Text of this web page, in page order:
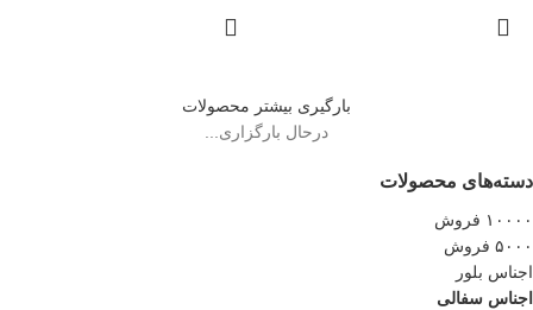
دسته‌های محصولات
۱۰۰۰۰ فروش
۵۰۰۰ فروش
اجناس بلور
اجناس سفالی
بارگیری بیشتر محصولات
درحال بارگزاری...